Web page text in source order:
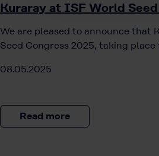
Kuraray at ISF World
We are pleased to announce
Seed Congress 2025, taking
08.05.2025
Read more